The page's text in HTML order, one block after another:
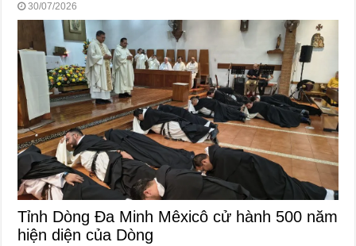
30/07/2026
Tỉnh Dòng Đa Minh Mêxicô cử hành 500 năm
hiện diện của Dòng